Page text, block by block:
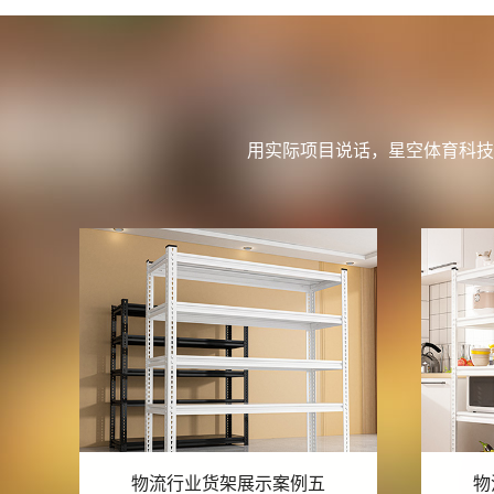
用实际项目说话，星空体育科
物流行业货架展示案例四 物